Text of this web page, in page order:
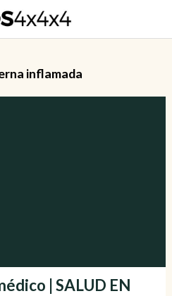
inflamada
| SALUD EN